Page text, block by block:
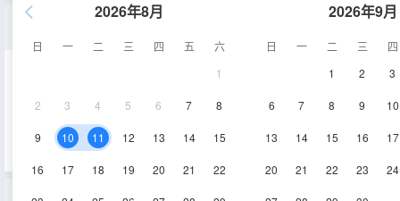
2026年8月
日 一 二 三 四 五
六
1
2 3 4 5 6 7 8
9 10 11 12 13 14 15
16 17 18 19 20 21 22
2026年9月
日 一 二 三
四
1
2 3
6 7 8 9 10
13 14 15 16 17
20 21 22 23 24
空調